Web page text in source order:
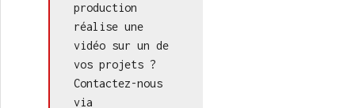
production
réalise une
vidéo sur un de
vos projets ?
Contactez-nous